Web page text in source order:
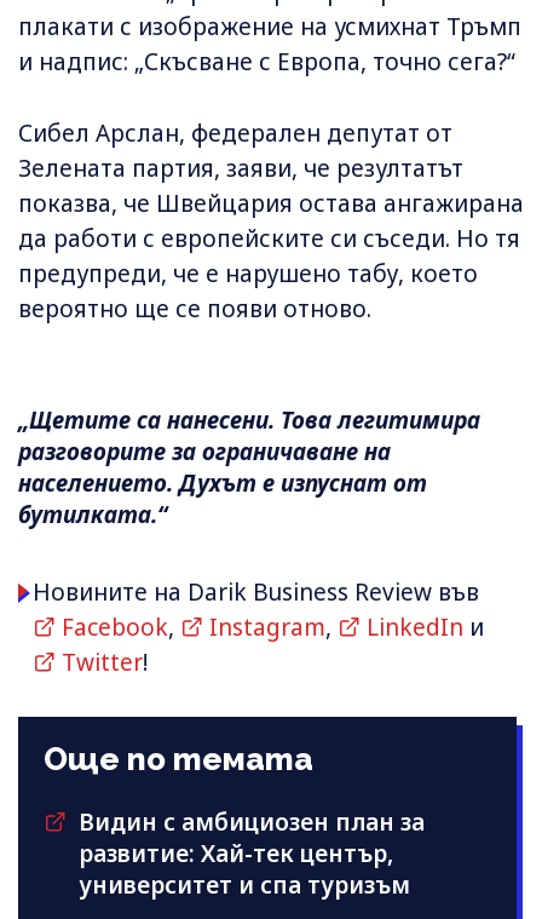
плакати с изображение на усмихнат Тръмп
и надпис: „Скъсване с Европа, точно сега?“
Сибел Арслан, федерален депутат от
Зелената партия, заяви, че резултатът
показва, че Швейцария остава ангажирана
да работи с европейските си съседи. Но тя
предупреди, че е нарушено табу, което
вероятно ще се появи отново.
„Щетите са нанесени. Това легитимира
разговорите за ограничаване на
населението. Духът е изпуснат от
бутилката.“
Новините на Darik Business Review във
Facebook, Instagram, LinkedIn и
Twitter!
Още по темата
Видин с амбициозен план за
развитие: Хай-тек център,
университет и спа туризъм